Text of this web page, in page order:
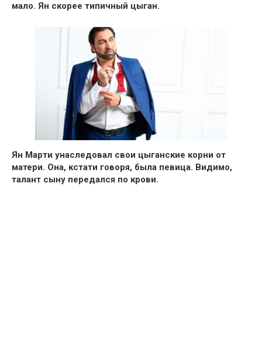
мало. Ян скорее типичный цыган.
Ян Марти унаследовал свои цыганские корни от
матери. Она, кстати говоря, была певица. Видимо,
талант сыну передался по крови.